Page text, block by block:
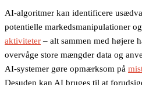
AI-algoritmer kan identificere
potentielle markedsmanipulationer
aktiviteter – alt sammen med højere
overvåge store mængder data og
AI-systemer gøre opmærksom på
Desuden kan AI bruges til at